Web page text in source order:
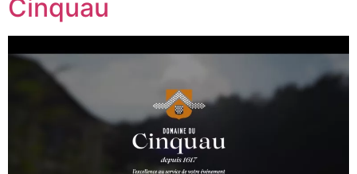
Cinquau